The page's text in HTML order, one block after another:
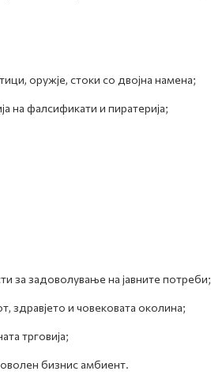
оружје, стоки со двојна намена;
на фалсификати и пиратерија;
за задоволување на јавните потреби;
здравјето и човековата околина;
трговија;
бизнис амбиент.